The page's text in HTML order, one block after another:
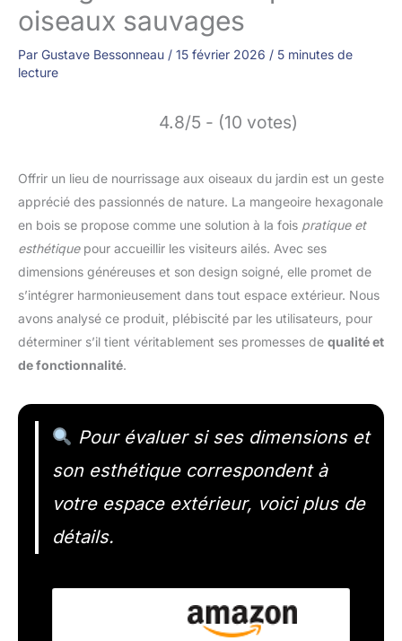
oiseaux sauvages
Par Gustave Bessonneau / 15 février 2026 / 5 minutes de
lecture
4.8/5 - (10 votes)
Offrir un lieu de nourrissage aux oiseaux du jardin est un geste
apprécié des passionnés de nature. La mangeoire hexagonale
en bois se propose comme une solution à la fois pratique et
esthétiquepour accueillir les visiteurs ailés. Avec ses
dimensions généreuses et son design soigné, elle promet de
s’intégrer harmonieusement dans tout espace extérieur. Nous
avons analysé ce produit, plébiscité par les utilisateurs, pour
déterminer s’il tient véritablement ses promesses de qualité et
de fonctionnalité.
Pour évaluer si ses dimensions et
son esthétique correspondent à
votre espace extérieur, voici plus de
détails.